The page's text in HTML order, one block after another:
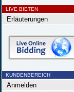
LIVE BIETEN
Erläuterungen
KUNDENBEREICH
Anmelden